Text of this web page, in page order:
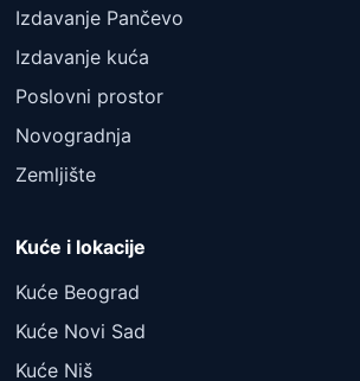
Izdavanje Pančevo
Izdavanje kuća
Poslovni prostor
Novogradnja
Zemljište
Kuće i lokacije
Kuće Beograd
Kuće Novi Sad
Kuće Niš